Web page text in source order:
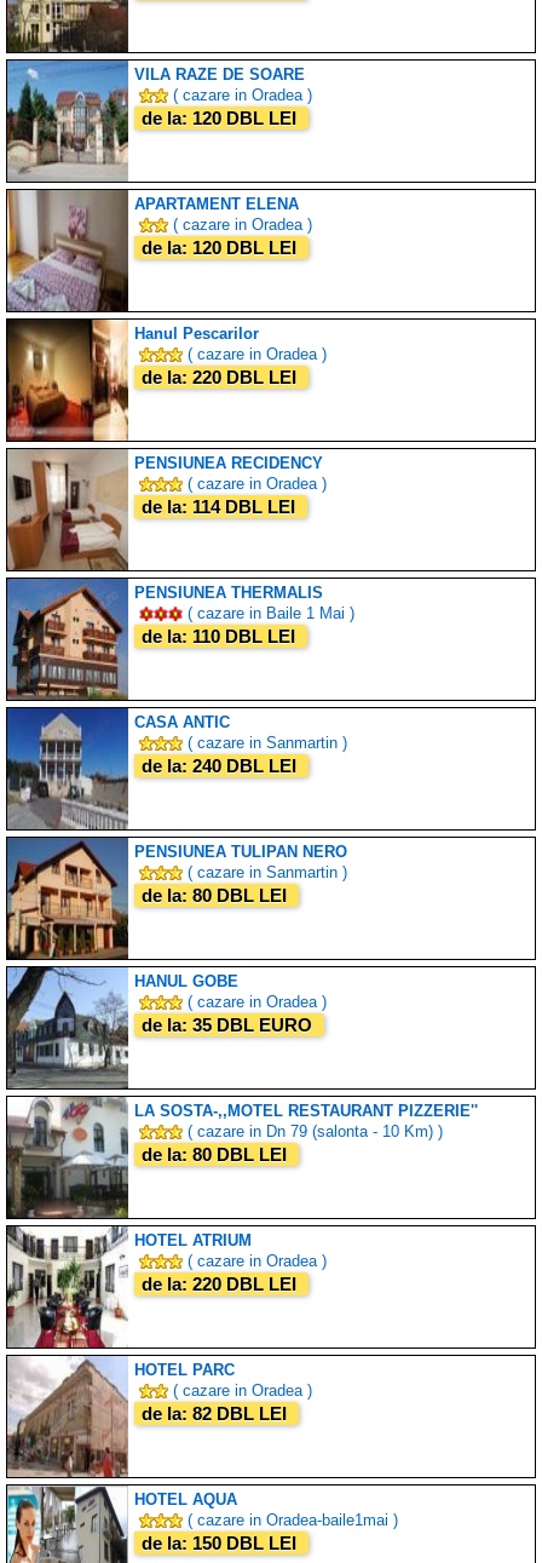
VILA RAZE DE SOARE
( cazare in Oradea )
de la: 120 DBL LEI
APARTAMENT ELENA
( cazare in Oradea )
de la: 120 DBL LEI
Hanul Pescarilor
( cazare in Oradea )
de la: 220 DBL LEI
PENSIUNEA RECIDENCY
( cazare in Oradea )
de la: 114 DBL LEI
PENSIUNEA THERMALIS
( cazare in Baile 1 Mai )
de la: 110 DBL LEI
CASA ANTIC
( cazare in Sanmartin )
de la: 240 DBL LEI
PENSIUNEA TULIPAN NERO
( cazare in Sanmartin )
de la: 80 DBL LEI
HANUL GOBE
( cazare in Oradea )
de la: 35 DBL EURO
LA SOSTA-,,MOTEL RESTAURANT PIZZERIE''
( cazare in Dn 79 (salonta - 10 Km) )
de la: 80 DBL LEI
HOTEL ATRIUM
( cazare in Oradea )
de la: 220 DBL LEI
HOTEL PARC
( cazare in Oradea )
de la: 82 DBL LEI
HOTEL AQUA
( cazare in Oradea-baile1mai )
de la: 150 DBL LEI